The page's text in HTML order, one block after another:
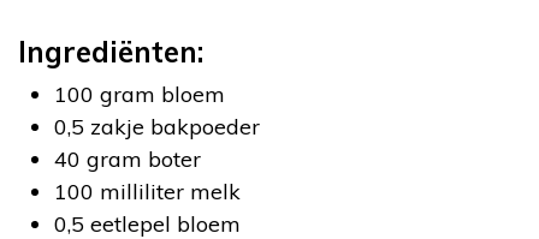
Ingrediënten:
100 gram bloem
0,5 zakje bakpoeder
40 gram boter
100 milliliter melk
0,5 eetlepel bloem